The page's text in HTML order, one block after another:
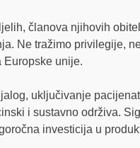
članova njihovih
Ne tražimo privilegije,
Europske unije.
uključivanje
i sustavno održiva.
investicija u